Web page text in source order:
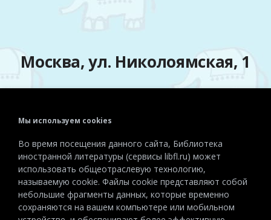
Москва, ул. Николоямская, 1
+7 (495) 915-72-81
Эл. почта:detiinostranki@libfl.ru
Мы используем cookies
Во время посещения данного сайта, Библиотека
иностранной литературы (сервисы libfl.ru) может
использовать общеотраслевую технологию,
называемую cookie. Файлы cookie представляют собой
небольшие фрагменты данных, которые временно
сохраняются на вашем компьютере или мобильном